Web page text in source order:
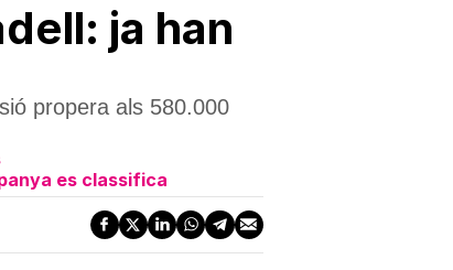
ja han
propera als 580.000
es classifica